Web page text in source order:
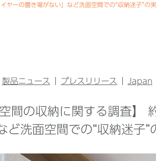
ヤーの置き場がない」など洗面空間での“収納迷子”の
製品ニュース プレスリリース Japan
空間の収納に関する調査】
ど洗面空間での“収納迷子”